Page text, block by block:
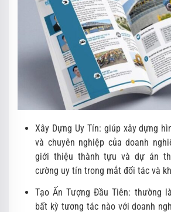
Xây Dựng Uy Tín: giúp xây dựng
và chuyên nghiệp của doanh
giới thiệu thành tựu và dự án
cường uy tín trong mắt đối tác và
Tạo Ấn Tượng Đầu Tiên: thường
bất kỳ tương tác nào với doanh